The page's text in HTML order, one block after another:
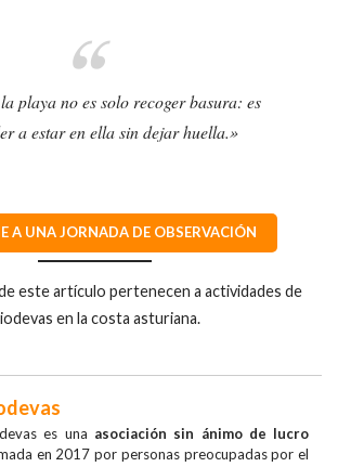
playa no es solo recoger basura: es
a estar en ella sin dejar huella.»
A UNA JORNADA DE OBSERVACIÓN
este artículo pertenecen a actividades de
en la costa asturiana.
es una asociación sin ánimo de lucro
en 2017 por personas preocupadas por el